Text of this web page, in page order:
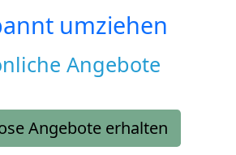
umziehen
Angebote
Angebote erhalten